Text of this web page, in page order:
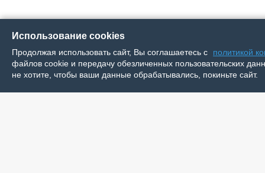
Использование cookies
Продолжая использовать сайт, Вы соглашаетесь с
политикой
файлов cookie и передачу обезличенных пользовательских
не хотите, чтобы ваши данные обрабатывались, покиньте сайт.